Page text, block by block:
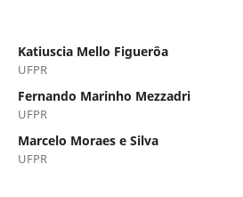
Katiuscia Mello Figuerôa
UFPR
Fernando Marinho Mezzadri
UFPR
Marcelo Moraes e Silva
UFPR